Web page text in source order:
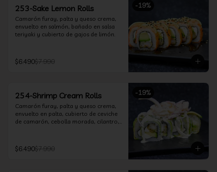
-19%
253-Sake Lemon Rolls
Camarón furay, palta y queso crema,
envuelto en salmón, bañado en salsa
teriyaki y cubierto de gajos de limón.
$6.490$7.990
-19%
254-Shrimp Cream Rolls
Camarón furay, palta y queso crema,
envuelto en palta, cubierto de ceviche
de camarón, cebolla morada, cilantro,
$6.490$7.990